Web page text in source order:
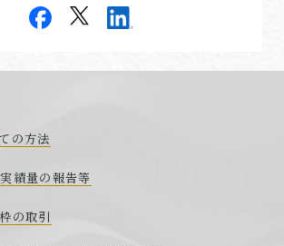
の方法
績量の報告等
の取引